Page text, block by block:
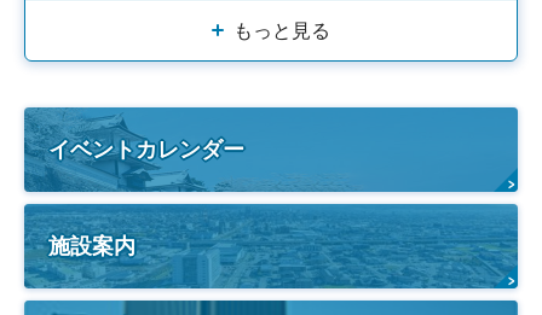
もっと見る
イベントカレンダー
施設案内